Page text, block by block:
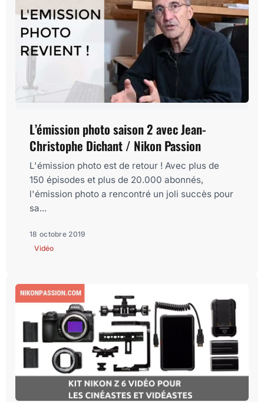
L’émission photo saison 2 avec Jean-
Christophe Dichant / Nikon Passion
L'émission photo est de retour ! Avec plus de
150 épisodes et plus de 20.000 abonnés,
l'émission photo a rencontré un joli succès pour
sa...
18 octobre 2019
Vidéo